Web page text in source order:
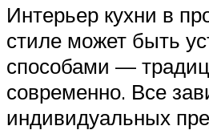
Интерьер кухни в
стиле может быть
способами —
современно. Все
индивидуальных